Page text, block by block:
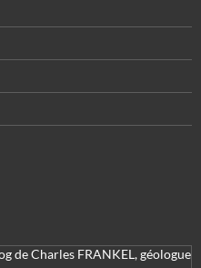
de Charles FRANKEL, géologue